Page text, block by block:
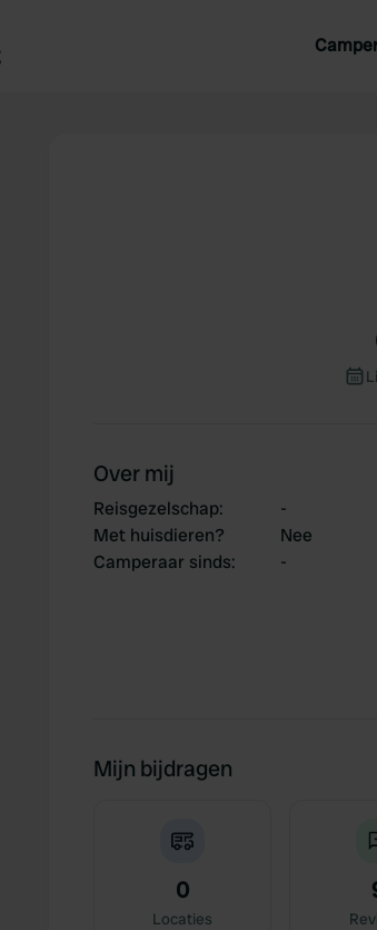
Over mij
Reisgezelschap:
-
Met huisdieren?
Nee
Camperaar sinds: -
Mijn bijdragen
0
Locaties